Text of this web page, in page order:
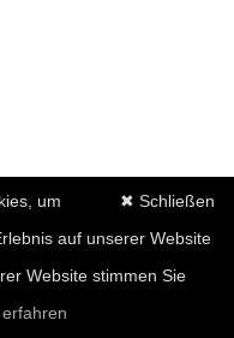
✖ Schließen
um
auf unserer Website
Website stimmen Sie